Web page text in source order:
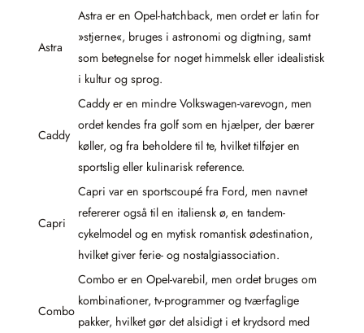
Astra
Astra er en Opel-hatchback, men ordet er latin for
»stjerne«, bruges i astronomi og digtning, samt
som betegnelse for noget himmelsk eller idealistisk
i kultur og sprog.
Caddy
Caddy er en mindre Volkswagen-varevogn, men
ordet kendes fra golf som en hjælper, der bærer
køller, og fra beholdere til te, hvilket tilføjer en
sportslig eller kulinarisk reference.
Capri
Capri var en sportscoupé fra Ford, men navnet
refererer også til en italiensk ø, en tandem-
cykelmodel og en mytisk romantisk ødestination,
hvilket giver ferie- og nostalgiassociation.
Combo
Combo er en Opel-varebil, men ordet bruges om
kombinationer, tv-programmer og tværfaglige
pakker, hvilket gør det alsidigt i et krydsord med